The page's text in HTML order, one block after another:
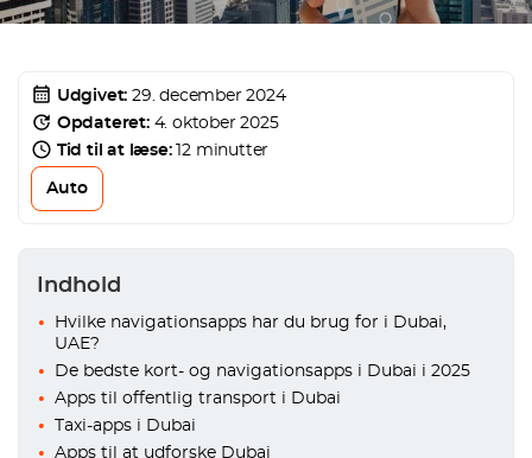
Udgivet:29. december 2024
Opdateret: 4. oktober 2025
Tid til at læse: 12 minutter
Auto
Indhold
Hvilke navigationsapps har du brug for i Dubai,
UAE?
De bedste kort- og navigationsapps i Dubai i 2025
Apps til offentlig transport i Dubai
Taxi-apps i Dubai
Apps til at udforske Dubai